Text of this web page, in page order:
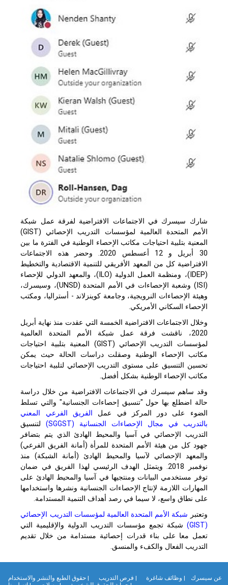
شارك سيسرك في الاجتماعات الافتراضية لفرقة عمل شبكة
الأمم المتحدة العالمية لمؤسسات التدريب الإحصائي (GIST
)
المعنية بتلبية احتياجات مكاتب الإحصاء الوطنية في الفترة ما بين
30 أبريل و 12 أعسطس 2020. وحضر هذه الاجتماعات
الافتراضية كل من المعهد الأفريقي للتنمية الاقتصادية والتخطيط
(IDEP)، ومنظمة العمل الدولية (ILO)، والمعهد الدولي للإحصاء
(ISI) وشعبة الإحصاءات في الأمم المتحدة (UNSD)، وسيسرك،
وهيئة الإحصاءات النرويجية، وجامعة كوينزلاند - أستراليا، ومكتب
الإحصاء السكاني الأمريكي.
وخلال الاجتماعات الافتراضية الخمسة التي عقدت منذ نهاية أبريل
2020، ناقشت فرقة عمل شبكة الأمم المتحدة العالمية
لمؤسسات التدريب الإحصائي (GIST) المعنية بتلبية احتياجات
مكاتب الإحصاء الوطنية وصقلت دراسات الحالة حيث يمكن
تحسين التنسيق على مستوى التدريب الإحصائي لتلبية احتياجات
مكاتب الإحصاء الوطنية بشكل أفضل.
وقد ساهم سيسرك في الاجتماعات الافتراضية من خلال دراسة
حالة اضطلع بها حول "تنسيق إحصاءات الجنسانية" والتي تسلط
الضوء على دور المركز في عمل الفريق الفرعي المعني
بالتدريب في مجال الإحصاءات الجنسانية ( SGGST
)لتنسيق
التدريب الإحصائي في آسيا والمحيط الهادئ الذي يتم بتضافر
جهود كل من هيئة الأمم المتحدة للمرأة (أمانة الفريق الفرعي)
والمعهد الإحصائي لآسيا والمحيط الهادئ (أمانة الشبكة) منذ
نوفمبر 2018. ويتمثل الهدف الرئيسي لهذا الفريق في ضمان
توفر مستخدمي البيانات ومنتجيها في آسيا والمحيط الهادئ على
المهارات اللازمة لإنتاج الإحصاءات الجنسانية ونشرها واستخدامها
على نطاق واسع، لا سيما في رصد أهداف التنمية المستدامة.
وتعتبرشبكة الأمم المتحدة العالمية لمؤسسات التدريب الإحصائي
GIST
)شبكة تجمع مؤسسات التدريب الدولية والإقليمية التي
تعمل معا على بناء قدرات إحصائية مستدامة من خلال تقديم
التدريب الفعال والكفء والمنسق.
سيسرك | وظائف شاغرة | فرص التدريب
| حقوق الطبع والنشر والاستخدام